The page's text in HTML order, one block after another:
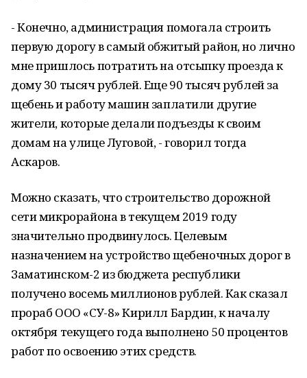
- Конечно, администрация помогала строить
первую дорогу в самый обжитый район, но лично
мне пришлось потратить на отсыпку проезда к
дому 30 тысяч рублей. Еще 90 тысяч рублей за
щебень и работу машин заплатили другие
жители, которые делали подъезды к своим
домам на улице Луговой, - говорил тогда
Аскаров.
Можно сказать, что строительство дорожной
сети микрорайона в текущем 2019 году
значительно продвинулось. Целевым
назначением на устройство щебеночных дорог в
Заматинском-2 из бюджета республики
получено восемь миллионов рублей. Как сказал
прораб ООО «СУ-8» Кирилл Бардин, к началу
октября текущего года выполнено 50 процентов
работ по освоению этих средств.